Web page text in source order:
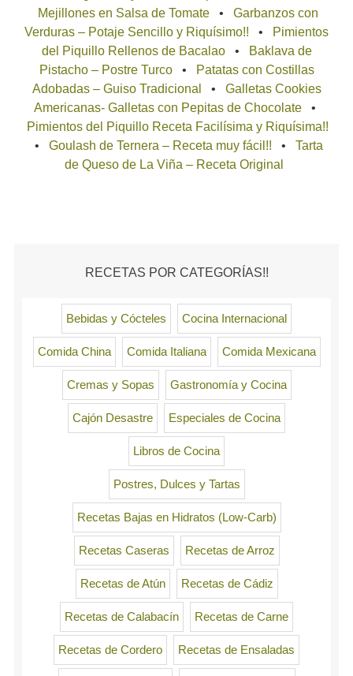
Mejillones en Salsa de Tomate
Garbanzos con
Verduras – Potaje Sencillo y Riquísimo!!
Pimientos
del Piquillo Rellenos de Bacalao
Baklava de
Pistacho – Postre Turco
Patatas con Costillas
Adobadas – Guiso Tradicional
Galletas Cookies
Americanas- Galletas con Pepitas de Chocolate
Pimientos del Piquillo Receta Facilísima y Riquísima!!
Goulash de Ternera – Receta muy fácil!!
Tarta
de Queso de La Viña – Receta Original
RECETAS POR CATEGORÍAS!!
Bebidas y Cócteles Cocina Internacional
Comida China Comida Italiana Comida Mexicana
Cremas y Sopas Gastronomía y Cocina
Cajón Desastre Especiales de Cocina
Libros de Cocina
Postres, Dulces y Tartas
Recetas Bajas en Hidratos (Low-Carb)
Recetas Caseras Recetas de Arroz
Recetas de Atún Recetas de Cádiz
Recetas de Calabacín Recetas de Carne
Recetas de Cordero Recetas de Ensaladas